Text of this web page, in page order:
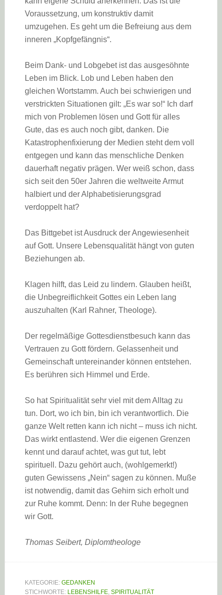
Voraussetzung, um konstruktiv damit
umzugehen. Es geht um die Befreiung aus dem
inneren „Kopfgefängnis“.
Beim Dank- und Lobgebet ist das ausgesöhnte
Leben im Blick. Lob und Leben haben den
gleichen Wortstamm. Auch bei schwierigen und
verstrickten Situationen gilt: „Es war so!“ Ich darf
mich von Problemen lösen und Gott für alles
Gute, das es auch noch gibt, danken. Die
Katastrophenfixierung der Medien steht dem voll
entgegen und kann das menschliche Denken
dauerhaft negativ prägen. Wer weiß schon, dass
sich seit den 50er Jahren die weltweite Armut
halbiert und der Alphabetisierungsgrad
verdoppelt hat?
Das Bittgebet ist Ausdruck der Angewiesenheit
auf Gott. Unsere Lebensqualität hängt von guten
Beziehungen ab.
Klagen hilft, das Leid zu lindern. Glauben heißt,
die Unbegreiflichkeit Gottes ein Leben lang
auszuhalten (Karl Rahner, Theologe).
Der regelmäßige Gottesdienstbesuch kann das
Vertrauen zu Gott fördern. Gelassenheit und
Gemeinschaft untereinander können entstehen.
Es berühren sich Himmel und Erde.
So hat Spiritualität sehr viel mit dem Alltag zu
tun. Dort, wo ich bin, bin ich verantwortlich. Die
ganze Welt retten kann ich nicht – muss ich nicht.
Das wirkt entlastend. Wer die eigenen Grenzen
kennt und darauf achtet, was gut tut, lebt
spirituell. Dazu gehört auch, (wohlgemerkt!)
guten Gewissens „Nein“ sagen zu können. Muße
ist notwendig, damit das Gehirn sich erholt und
zur Ruhe kommt. Denn: In der Ruhe begegnen
wir Gott.
Thomas Seibert, Diplomtheologe
KATEGORIE: GEDANKEN
STICHWORTE: LEBENSHILFE, SPIRITUALITÄT